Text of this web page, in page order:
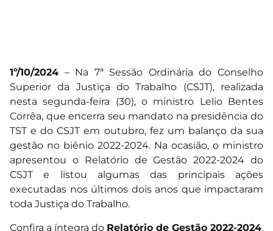
1º/10/2024 – Na 7ª Sessão Ordinária do Conselho
Superior da Justiça do Trabalho (CSJT), realizada
nesta segunda-feira (30), o ministro Lelio Bentes
Corrêa, que encerra seu mandato na presidência do
TST e do CSJT em outubro, fez um balanço da sua
gestão no biênio 2022-2024. Na ocasião, o ministro
apresentou o Relatório de Gestão 2022-2024 do
CSJT e listou algumas das principais ações
executadas nos últimos dois anos que impactaram
toda Justiça do Trabalho.
Confira a íntegra do Relatório de Gestão 2022-2024.